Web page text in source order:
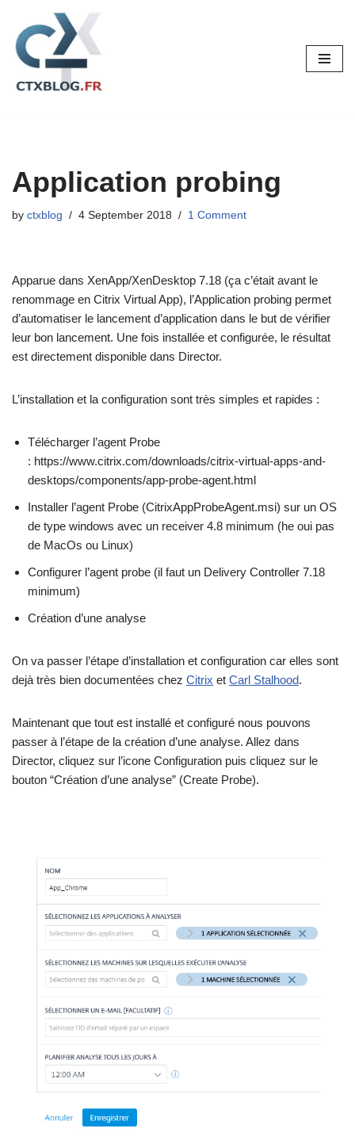
Skip
to
content
Application probing
by ctxblog 4 September 2018 1 Comment
Apparue dans XenApp/XenDesktop 7.18 (ça c’était avant le
renommage en Citrix Virtual App), l’Application probing permet
d’automatiser le lancement d’application dans le but de vérifier
leur bon lancement. Une fois installée et configurée, le résultat
est directement disponible dans Director.
L’installation et la configuration sont très simples et rapides :
Télécharger l’agent Probe
: https://www.citrix.com/downloads/citrix-virtual-apps-and-
desktops/components/app-probe-agent.html
Installer l’agent Probe (CitrixAppProbeAgent.msi) sur un OS
de type windows avec un receiver 4.8 minimum (he oui pas
de MacOs ou Linux)
Configurer l’agent probe (il faut un Delivery Controller 7.18
minimum)
Création d’une analyse
On va passer l’étape d’installation et configuration car elles sont
dejà très bien documentées chez Citrix et Carl Stalhood.
Maintenant que tout est installé et configuré nous pouvons
passer à l’étape de la création d’une analyse. Allez dans
Director, cliquez sur l’icone Configuration puis cliquez sur le
bouton “Création d’une analyse” (Create Probe).